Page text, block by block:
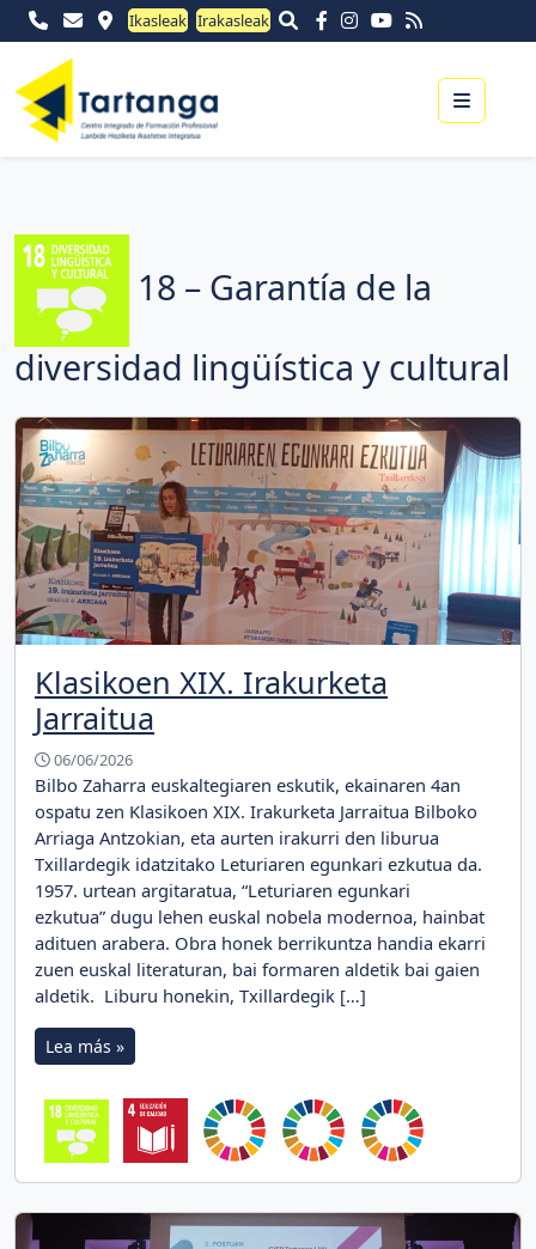
Ikasleak Irakasleak
Menu
18 – Garantía de la
diversidad lingüística y cultural
Klasikoen XIX. Irakurketa
Jarraitua
06/06/2026
Bilbo Zaharra euskaltegiaren eskutik, ekainaren 4an
ospatu zen Klasikoen XIX. Irakurketa Jarraitua Bilboko
Arriaga Antzokian, eta aurten irakurri den liburua
Txillardegik idatzitako Leturiaren egunkari ezkutua da.
1957. urtean argitaratua, “Leturiaren egunkari
ezkutua” dugu lehen euskal nobela modernoa, hainbat
adituen arabera. Obra honek berrikuntza handia ekarri
zuen euskal literaturan, bai formaren aldetik bai gaien
aldetik. Liburu honekin, Txillardegik […]
Lea más »